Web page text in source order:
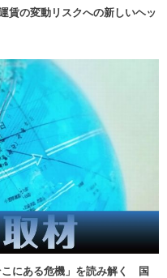
賃の変動リスクへの新しいヘッ
こにある危機」を読み解く 国